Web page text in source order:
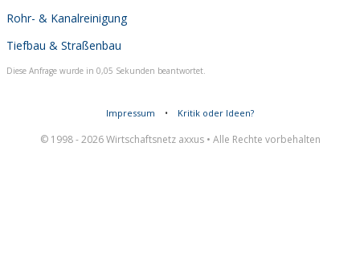
Rohr- & Kanalreinigung
Tiefbau & Straßenbau
Diese Anfrage wurde in 0,05 Sekunden beantwortet.
Impressum • Kritik oder Ideen?
© 1998 - 2026 Wirtschaftsnetz axxus • Alle Rechte vorbehalten